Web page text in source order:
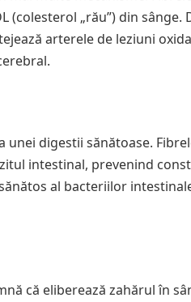
(colesterol „rău”) din sânge.
arterele de leziuni
digestii sănătoase.
intestinal, prevenind
al bacteriilor
că eliberează zahărul în